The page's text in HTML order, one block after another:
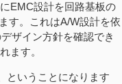
EMC設計を回路基板の
す。これはA/W設計を依
ザイン方針を確認でき
ます。
ということになります